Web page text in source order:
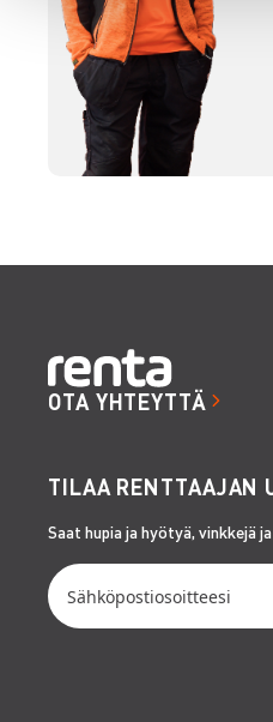
OTA YHTEYTTÄ
TILAA RENTTAAJAN
Saat hupia ja hyötyä, vinkkejä